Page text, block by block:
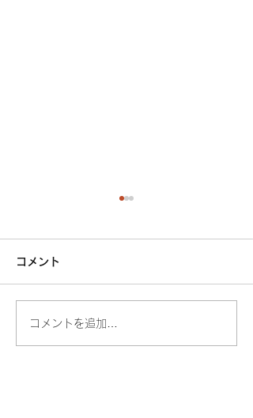
大丸京都店出店のお知ら
コメント
コメントを追加…